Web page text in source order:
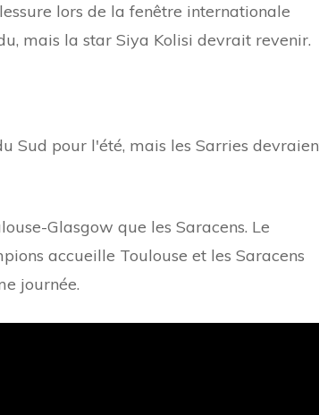
lors de la fenêtre internationale
mais la star Siya Kolisi devrait revenir.
Sud pour l'été, mais les Sarries
Glasgow que les Saracens. Le
accueille Toulouse et les Saracens
journée.